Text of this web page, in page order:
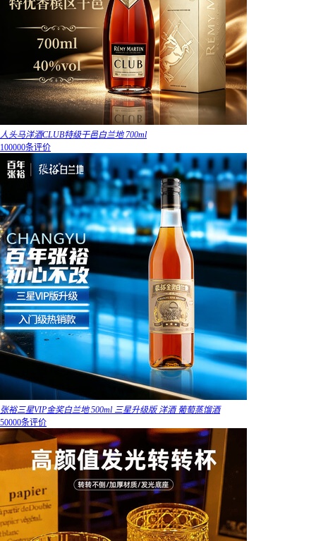
人头马洋酒CLUB特级干邑白兰地 700ml
100000条评价
张裕三星VIP金奖白兰地 500ml 三星升级版 洋酒 葡萄蒸馏酒
50000条评价